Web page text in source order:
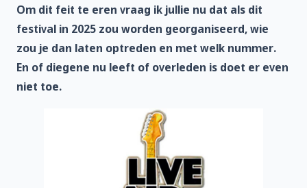
Om dit feit te eren vraag ik jullie nu dat als dit
festival in 2025 zou worden georganiseerd, wie
zou je dan laten optreden en met welk nummer.
En of diegene nu leeft of overleden is doet er even
niet toe.